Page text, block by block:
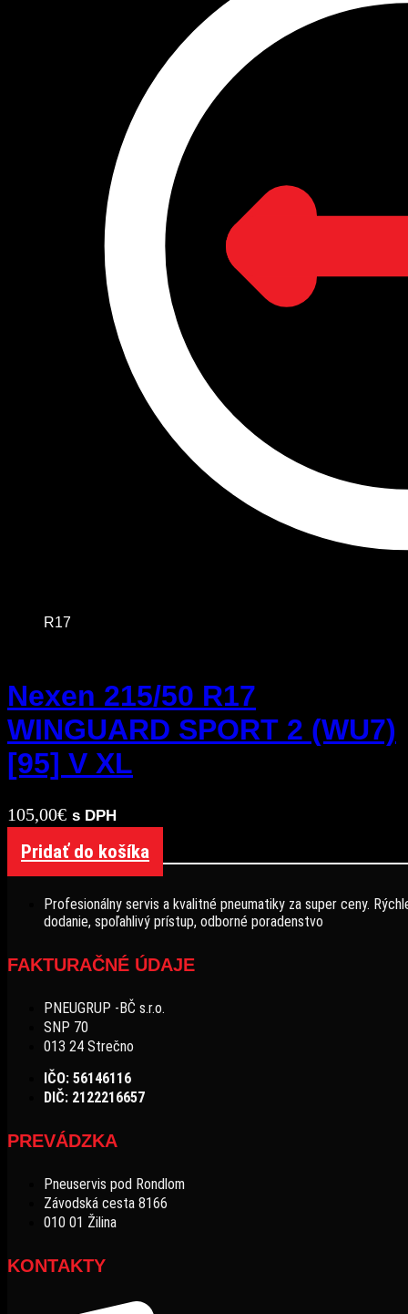
R17
Nexen 215/50 R17
WINGUARD SPORT 2 (WU7)
[95] V XL
105,00€ s DPH
Pridať do košíka
Profesionálny servis a kvalitné pneumatiky za super ceny.
dodanie, spoľahlivý prístup, odborné poradenstvo
FAKTURAČNÉ ÚDAJE
PNEUGRUP -BČ s.r.o.
SNP 70
013 24 Strečno
IČO: 56146116
DIČ: 2122216657
PREVÁDZKA
Pneuservis pod Rondlom
Závodská cesta 8166
010 01 Žilina
KONTAKTY